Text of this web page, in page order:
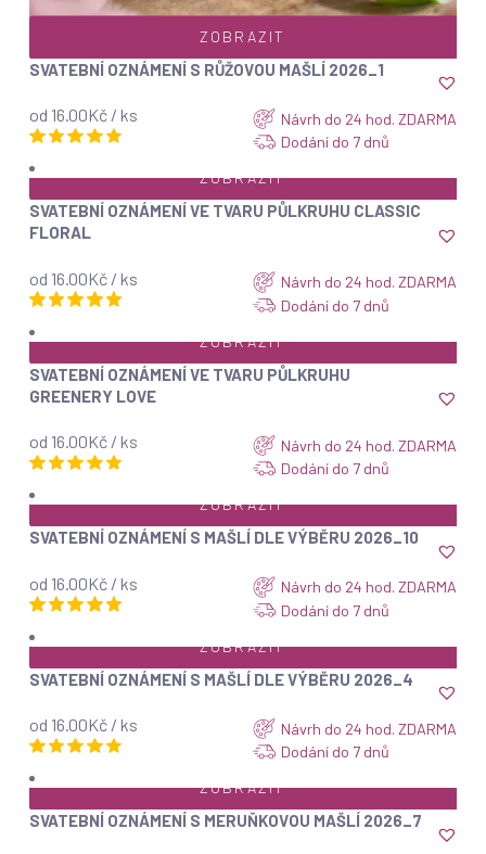
ZOBRAZIT
SVATEBNÍ OZNÁMENÍ S RŮŽOVOU MAŠLÍ 2026_1
od 16.00Kč / ks
Návrh do 24 hod. ZDARMA
Dodání do 7 dnů
ZOBRAZIT
SVATEBNÍ OZNÁMENÍ VE TVARU PŮLKRUHU CLASSIC
FLORAL
od 16.00Kč / ks
Návrh do 24 hod. ZDARMA
Dodání do 7 dnů
ZOBRAZIT
SVATEBNÍ OZNÁMENÍ VE TVARU PŮLKRUHU
GREENERY LOVE
od 16.00Kč / ks
Návrh do 24 hod. ZDARMA
Dodání do 7 dnů
ZOBRAZIT
SVATEBNÍ OZNÁMENÍ S MAŠLÍ DLE VÝBĚRU 2026_10
od 16.00Kč / ks
Návrh do 24 hod. ZDARMA
Dodání do 7 dnů
ZOBRAZIT
SVATEBNÍ OZNÁMENÍ S MAŠLÍ DLE VÝBĚRU 2026_4
od 16.00Kč / ks
Návrh do 24 hod. ZDARMA
Dodání do 7 dnů
ZOBRAZIT
SVATEBNÍ OZNÁMENÍ S MERUŇKOVOU MAŠLÍ 2026_7